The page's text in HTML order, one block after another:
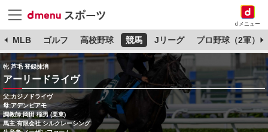
dメニュー
MLB ゴルフ 高校野球 競馬 Jリーグ プロ野球（2軍）
牝 芦毛 登録抹消
アーリードライヴ
父:カジノドライヴ
母:アデンピアモ
調教師:岡田 稲男 (栗東)
馬主:有限会社 シルクレーシング